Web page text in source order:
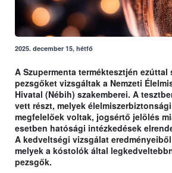
2025. december 15, hétfő
A Szupermenta terméktesztjén ezúttal
pezsgőket vizsgáltak a Nemzeti
Hivatal (Nébih) szakemberei. A
vett részt, melyek
megfelelőek voltak, jogsértő jelölés
esetben hatósági intézkedések
A kedveltségi vizsgálat
melyek a kóstolók által
pezsgők.